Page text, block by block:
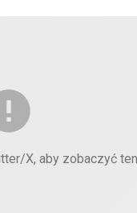
X, aby zobaczyć